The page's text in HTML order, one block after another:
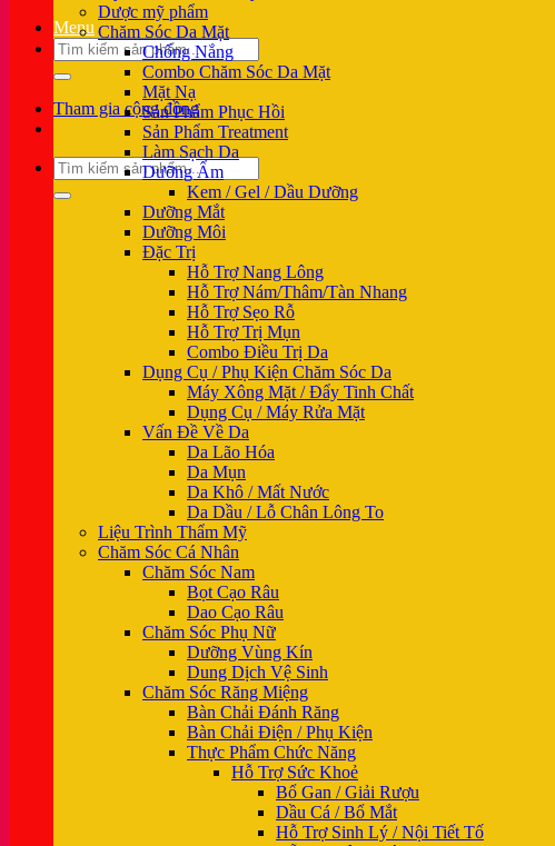
Menu
Tìm
kiếm:
Tham gia cộng đồng
Tìm
kiếm:
Dược mỹ phẩm
Chăm Sóc Da Mặt
Chống Nắng
Combo Chăm Sóc Da Mặt
Mặt Nạ
Sản Phẩm Phục Hồi
Sản Phẩm Treatment
Làm Sạch Da
Dưỡng Ẩm
Kem / Gel / Dầu Dưỡng
Dưỡng Mắt
Dưỡng Môi
Đặc Trị
Hỗ Trợ Nang Lông
Hỗ Trợ Nám/Thâm/Tàn Nhang
Hỗ Trợ Sẹo Rỗ
Hỗ Trợ Trị Mụn
Combo Điều Trị Da
Dụng Cụ / Phụ Kiện Chăm Sóc Da
Máy Xông Mặt / Đẩy Tinh Chất
Dụng Cụ / Máy Rửa Mặt
Vấn Đề Về Da
Da Lão Hóa
Da Mụn
Da Khô / Mất Nước
Da Dầu / Lỗ Chân Lông To
Liệu Trình Thẩm Mỹ
Chăm Sóc Cá Nhân
Chăm Sóc Nam
Bọt Cạo Râu
Dao Cạo Râu
Chăm Sóc Phụ Nữ
Dưỡng Vùng Kín
Dung Dịch Vệ Sinh
Chăm Sóc Răng Miệng
Bàn Chải Đánh Răng
Bàn Chải Điện / Phụ Kiện
Thực Phẩm Chức Năng
Hỗ Trợ Sức Khoẻ
Bổ Gan / Giải Rượu
Dầu Cá / Bổ Mắt
Hỗ Trợ Sinh Lý / Nội Tiết Tố